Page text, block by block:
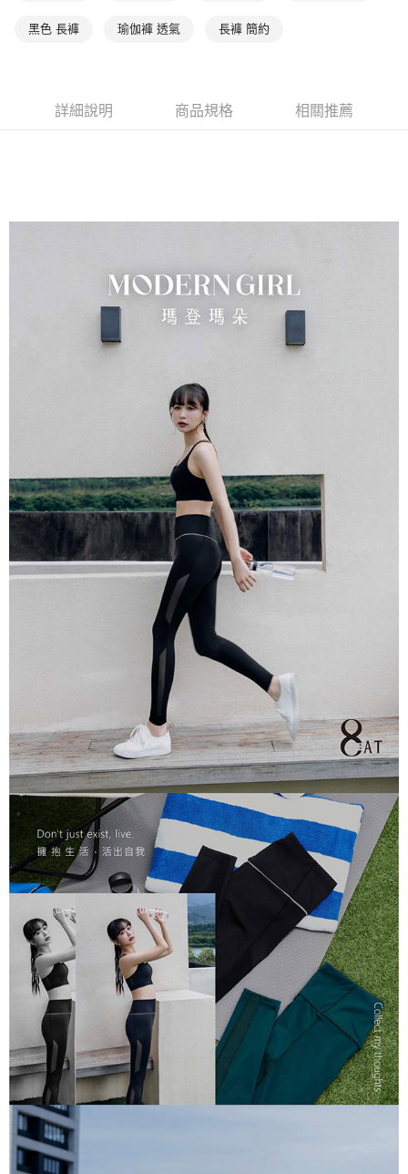
易，需依本服務之必要範圍內提供個人資料，並將交易相關給付款項請求債
「AFTEE先享後付」，若未經同意申辦者引起之損失，本公司不負相關責
海外宅配 (訂單成立後，請主動於2天內與線上客服核對收 查看運費
黑色 長褲 瑜伽褲 透氣 長褲 簡約
詳細說明 商品規格 相關推薦